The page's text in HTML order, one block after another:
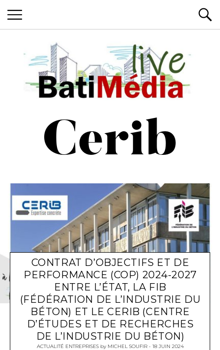
Batimedialive
Cerib
CONTRAT D’OBJECTIFS ET DE
PERFORMANCE (COP) 2024-2027
ENTRE L’ÉTAT, LA FIB
(FÉDÉRATION DE L’INDUSTRIE DU
BÉTON) ET LE CERIB (CENTRE
D’ÉTUDES ET DE RECHERCHES
DE L’INDUSTRIE DU BÉTON)
ACTUALITÉ ENTREPRISES by MICHEL SOUFIR 18 JUIN 2024